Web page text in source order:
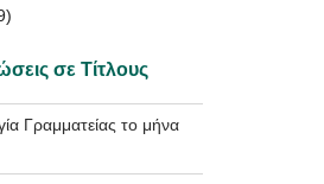
σε Τίτλους
Γραμματείας το μήνα